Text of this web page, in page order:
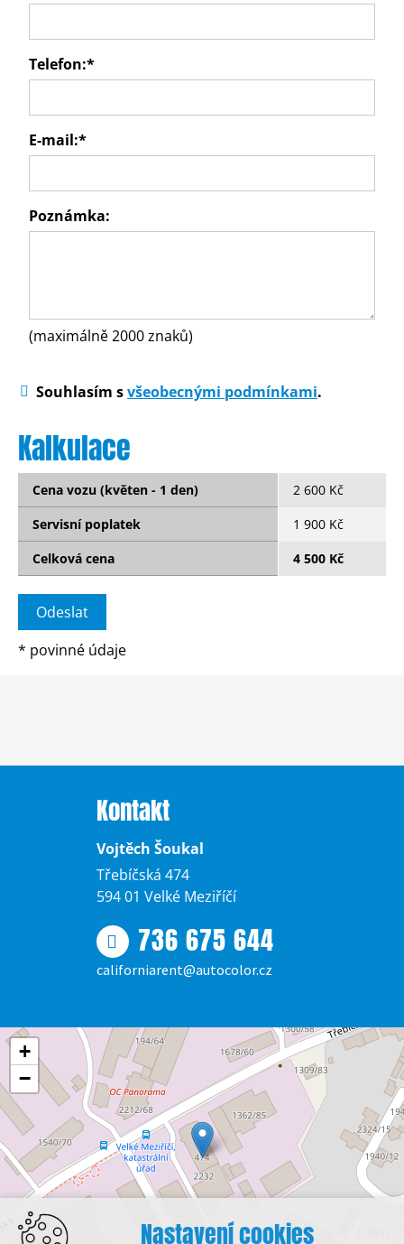
Telefon:*
E-mail:*
Poznámka:
(maximálně 2000 znaků)
Souhlasím svšeobecnými podmínkami.
Kalkulace
Cena vozu (květen - 1 den)
2 600 Kč
Servisní poplatek
1 900 Kč
Celková cena
4 500 Kč
* povinné údaje
Kontakt
Vojtěch Šoukal
Třebíčská 474
594 01 Velké Meziříčí
736 675 644
californiarent@autocolor.cz
+
−
Nastavení cookies